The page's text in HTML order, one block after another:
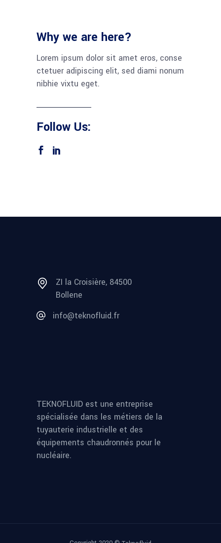
Why we are here?
Lorem ipsum dolor sit amet eros, conse
ctetuer adipiscing elit, sed diami nonum
nibhie vixtu eget.
Follow Us:
ZI la Croisière, 84500
Bollene
info@teknofluid.fr
TEKNOFLUID est une entreprise
spécialisée dans les métiers de la
tuyauterie industrielle et des
équipements chaudronnés pour le
nucléaire.